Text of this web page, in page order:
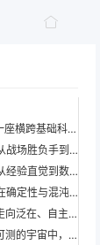
知识宇宙
一、核心定位：一座横跨基础科学与战略实践的枢纽型知识高原
二、战略意义：从战场胜负手到文明生存基础设施
三、发展脉络：从经验直觉到数字孪生的四次跃迁
四、关键挑战：在确定性与混沌的夹缝中开辟新路
五、未来趋势：走向泛在、自主与共生的弹道新纪元
六、结语：在不可测的宇宙中，刻下可测的文明印记